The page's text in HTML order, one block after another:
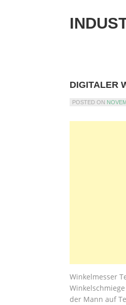
DIGITALER
POSTED ON
Winkelmesser
der Mann auf